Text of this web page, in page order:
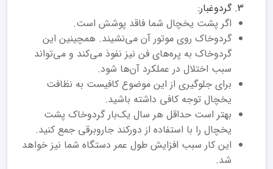
گردوغبار:
اگر پشت یخچال شما فاقد پوشش است.
گردوخاک روی موتور آن می‌نشیند. همچینین این
گردوخاک به پره‌های فن نیز نفوذ می‌کند و می‌تواند
سبب اختلال در عملکرد آن‌ها شود.
برای جلوگیری از این موضوع کافیست به نظافت
یخچال توجه کافی داشته باشید.
بهتر است حداقل هر سال یک‌بار گردوخاک پشت
یخچال را با استفاده از دورکند جاروبرقی جمع کنید.
این کار سبب افزایش طول عمر دستگاه شما نیز خواهد
شد.